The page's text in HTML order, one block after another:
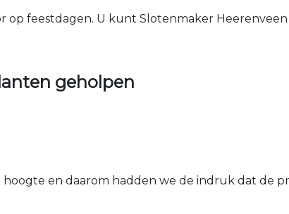
op feestdagen. U kunt Slotenmaker
geholpen
en daarom hadden we de indruk dat de